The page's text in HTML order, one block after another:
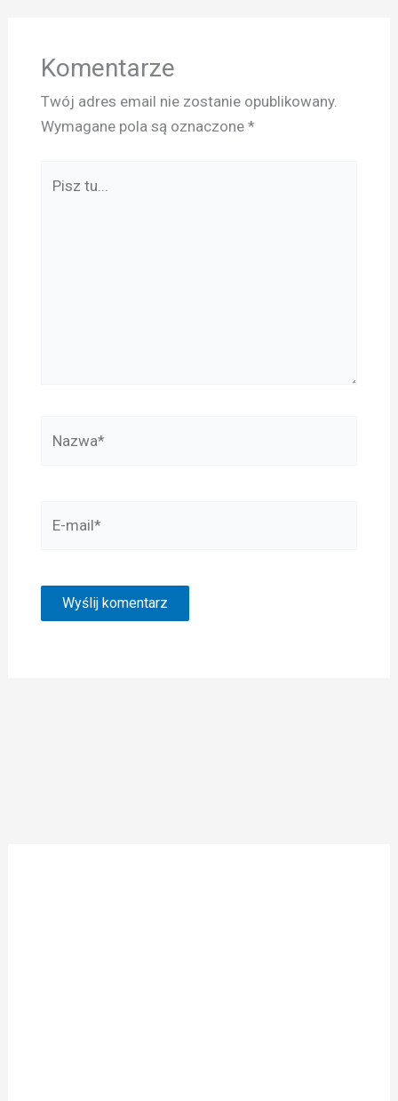
Komentarze
Twój adres email nie zostanie opublikowany.
Wymagane pola są oznaczone *